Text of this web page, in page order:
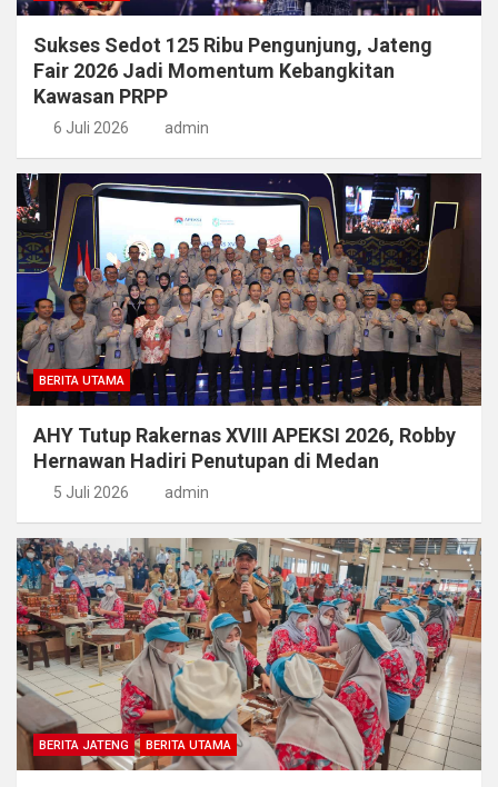
Sukses Sedot 125 Ribu Pengunjung, Jateng
Fair 2026 Jadi Momentum Kebangkitan
Kawasan PRPP
6 Juli 2026 admin
BERITA UTAMA
AHY Tutup Rakernas XVIII APEKSI 2026, Robby
Hernawan Hadiri Penutupan di Medan
5 Juli 2026 admin
BERITA JATENG BERITA UTAMA